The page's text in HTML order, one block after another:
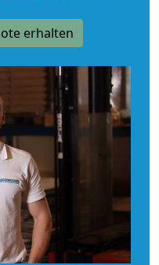
erhalten